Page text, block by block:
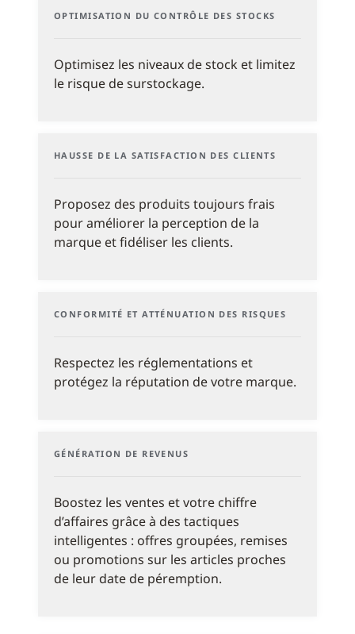
OPTIMISATION DU CONTRÔLE DES STOCKS
Optimisez les niveaux de stock et limitez
le risque de surstockage.
HAUSSE DE LA SATISFACTION DES CLIENTS
Proposez des produits toujours frais
pour améliorer la perception de la
marque et fidéliser les clients.
CONFORMITÉ ET ATTÉNUATION DES RISQUES
Respectez les réglementations et
protégez la réputation de votre marque.
GÉNÉRATION DE REVENUS
Boostez les ventes et votre chiffre
d’affaires grâce à des tactiques
intelligentes : offres groupées, remises
ou promotions sur les articles proches
de leur date de péremption.